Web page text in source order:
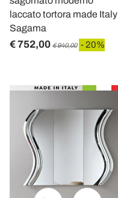
laccato tortora made Italy
Sagama
€ 752,00 € 940,00 - 20%